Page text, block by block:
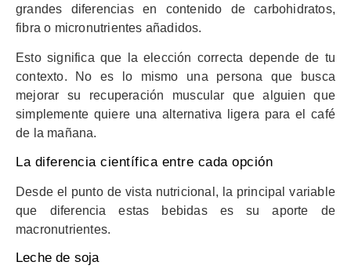
grandes diferencias en contenido de carbohidratos,
fibra o micronutrientes añadidos.
Esto significa que la elección correcta depende de tu
contexto. No es lo mismo una persona que busca
mejorar su recuperación muscular que alguien que
simplemente quiere una alternativa ligera para el café
de la mañana.
La diferencia científica entre cada opción
Desde el punto de vista nutricional, la principal variable
que diferencia estas bebidas es su aporte de
macronutrientes.
Leche de soja